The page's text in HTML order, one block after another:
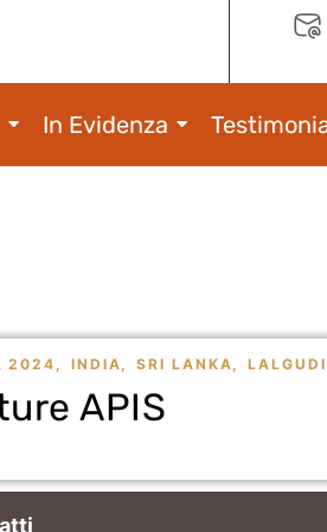
In Evidenza
2024 , INDIA, SRI LANKA, LALGUDI
APIS